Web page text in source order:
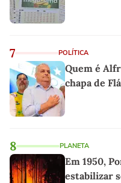
7 POLÍTICA
Quem é
chapa de
8 PLANETA
Em 1950,
estabilizar